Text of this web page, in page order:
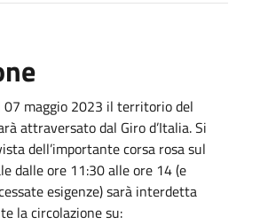
07 maggio 2023 il territorio del
attraversato dal Giro d’Italia. Si
dell’importante corsa rosa sul
dalle ore 11:30 alle ore 14 (e
esigenze) sarà interdetta
la circolazione su: